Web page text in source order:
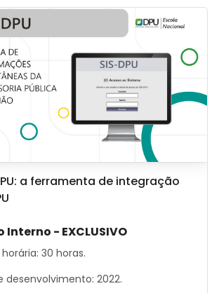
SIS-DPU: a ferramenta de
de cours
cours
a ferramenta de integração
Interno - EXCLUSIVO
30 horas.
desenvolvimento: 2022.